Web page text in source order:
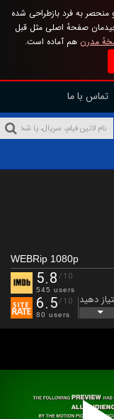
منحصر به فرد بازطراحی شده
صفحهٔ اصلی مثل قبل
مدرن هم آماده است.
تماس با ما
WEBRip 1080p
5.8 /10
545 users
6.5/10
80 users
دهید